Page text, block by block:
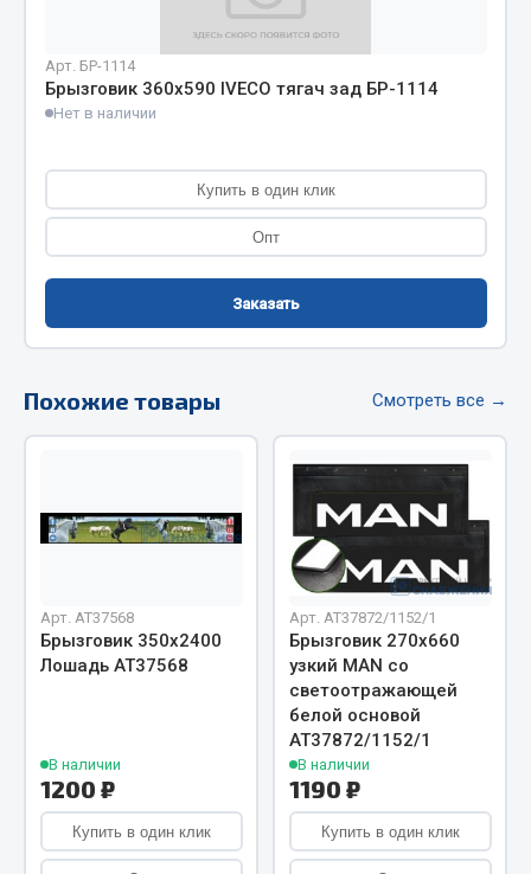
Весь раздел
Camozzi
Угольники
Штуцеры
Инструмент
Измерительный инструмент
Крепежный инструмент
Столярный инструмент
Показать ещё
Арт. БР-1114
Брызговик 360х590 IVECO тягач зад БР-1114
Нет в наличии
Купить в один клик
Опт
Заказать
Похожие товары Смотреть все →
Арт. AT37568
Брызговик 350х2400
Лошадь АТ37568
В наличии
1200 ₽
Купить в один клик
Арт. AT37872/1152/1
Брызговик 270х660
узкий MAN со
светоотражающей
белой основой
АТ37872/1152/1
В наличии
1190 ₽
Купить в один клик